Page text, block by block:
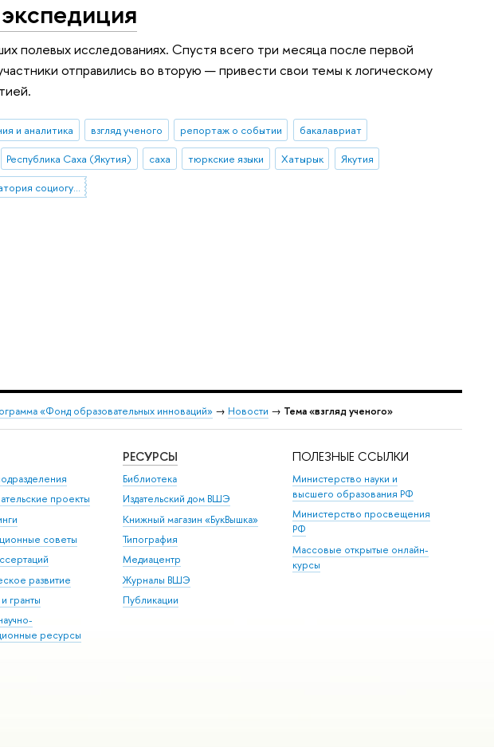
исследованиях. Спустя всего три месяца после первой
отправились во вторую — привести свои темы к логическому
и аналитика взгляд ученого репортаж о событии
бакалавриат
Республика Саха (Якутия) саха тюркские языки Хатырык
Якутия
«Фонд образовательных инноваций» → Новости → Тема «взгляд ученого»
проекты
советы
развитие
гранты
ресурсы
РЕСУРСЫ
Библиотека
Издательский дом ВШЭ
Книжный магазин «БукВышка»
Типография
Медиацентр
Журналы ВШЭ
Публикации
ПОЛЕЗНЫЕ ССЫЛКИ
Министерство науки и
высшего образования РФ
Министерство просвещения
РФ
Массовые открытые онлайн-
курсы